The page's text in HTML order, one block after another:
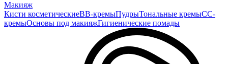
Макияж
Кисти косметическиеBB-кремыПудрыТональные кремыCC-
кремыОсновы под макияжГигиенические помады